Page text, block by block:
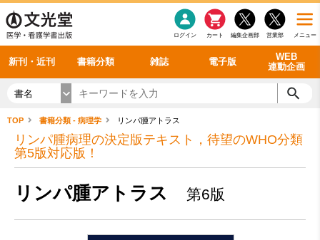
メニュー
営業部
編集企画部
カート
ログイン
新刊・近刊 書籍分類 雑誌 電子版
WEB
連動企画
感染症 老年医学
看護・介護
呼吸器
循環器
シリーズ一覧
雑誌投稿規定
理学療法
雑誌案内・年間購読 最新号 バックナンバー
電子書籍
電子雑誌
書籍「データに基づく臨床動作分析」WEB動画
書籍「眼手術学」WEB動画
書籍「神経症候学 II 改訂第二版」 WEB動画
新刊一覧
今後の発行予定
書名
TOP 書籍分類 - 病理学 リンパ腫アトラス
リンパ腫病理の決定版テキスト，待望のWHO分類
第5版対応版！
リンパ腫アトラス 第6版